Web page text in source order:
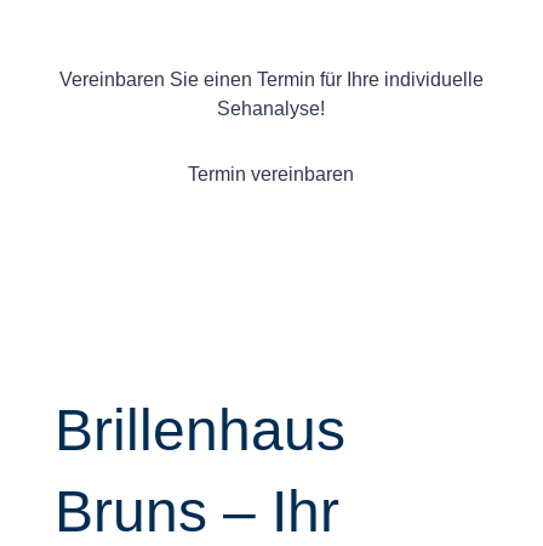
Vereinbaren Sie einen Termin für Ihre individuelle
Sehanalyse!
Termin vereinbaren
Brillenhaus
Bruns – Ihr